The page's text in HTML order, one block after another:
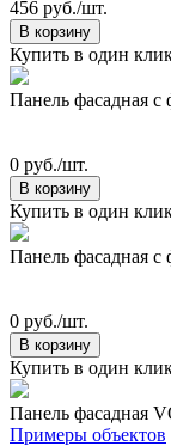
456 руб./шт.
В корзину
Купить в один
Панель фасадная
0 руб./шт.
В корзину
Купить в один
Панель фасадная
0 руб./шт.
В корзину
Купить в один
Панель фасадная
Примеры объектов